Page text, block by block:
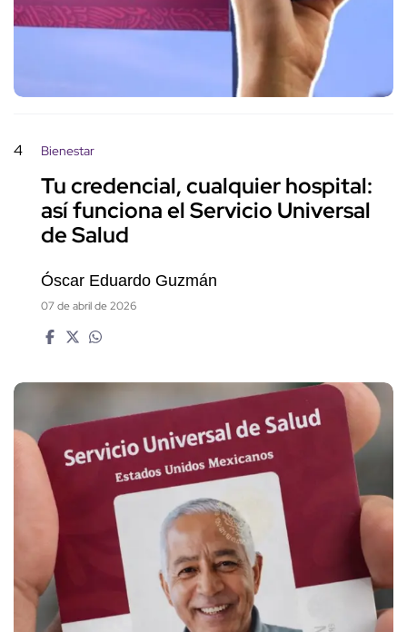
4 Bienestar
Tu credencial, cualquier hospital:
así funciona el Servicio Universal
de Salud
Óscar Eduardo Guzmán
07 de abril de 2026